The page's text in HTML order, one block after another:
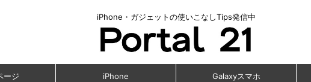
iPhone・ガジェットの使いこなしTips発信中
ージ iPhone Galaxyスマホ